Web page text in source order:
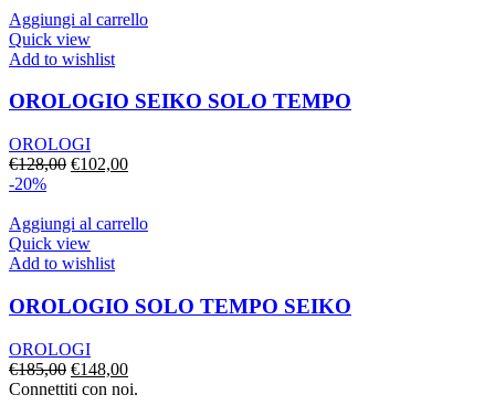
€190,00.€133,00.
Aggiungi al carrello
Quick view
Add to wishlist
OROLOGIO SEIKO SOLO TEMPO
OROLOGI
€128,00 Il
era:
€128,00.
€102,00Il
è:
-20%
Aggiungi al carrello
Quick view
Add to wishlist
OROLOGIO SOLO TEMPO SEIKO
OROLOGI
€185,00 Il
prezzo
€148,00Il
prezzo
Connettiti con noi.